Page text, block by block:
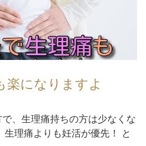
楽になりますよ
、生理痛持ちの方は少なくな
理痛よりも妊活が優先！ と